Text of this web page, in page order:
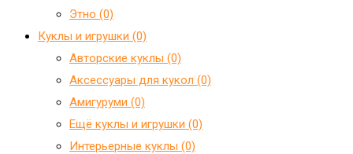
Этно (0)
Куклы и игрушки (0)
Авторские куклы (0)
Аксессуары для кукол (0)
Амигуруми (0)
Ещё куклы и игрушки (0)
Интерьерные куклы (0)